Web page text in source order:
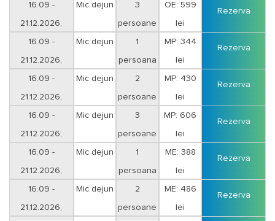
16.09 -
21.12.2026,
Mic dejun 3
persoane
OE: 599
lei
Rezerva
16.09 -
21.12.2026,
Mic dejun 1
persoana
MP: 344
lei
Rezerva
16.09 -
21.12.2026,
Mic dejun 2
persoane
MP: 430
lei
Rezerva
16.09 -
21.12.2026,
Mic dejun 3
persoane
MP: 606
lei
Rezerva
16.09 -
21.12.2026,
Mic dejun 1
persoana
ME: 388
lei
Rezerva
16.09 -
21.12.2026,
Mic dejun 2
persoane
ME: 486
lei
Rezerva